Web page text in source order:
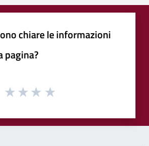
chiare le informazioni
pagina?